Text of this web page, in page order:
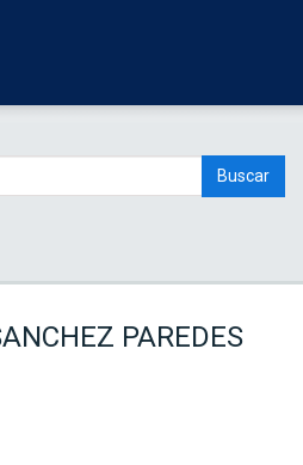
Buscar
PAREDES